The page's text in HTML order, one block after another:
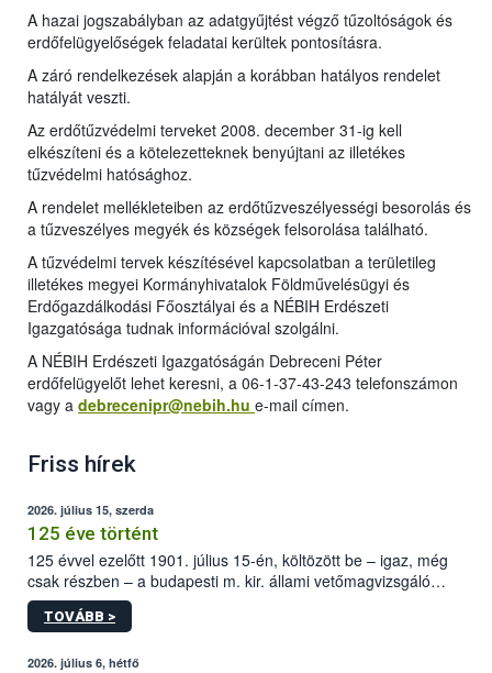
A hazai jogszabályban az adatgyűjtést végző tűzoltóságok és
erdőfelügyelőségek feladatai kerültek pontosításra.
A záró rendelkezések alapján a korábban hatályos rendelet
hatályát veszti.
Az erdőtűzvédelmi terveket 2008. december 31-ig kell
elkészíteni és a kötelezetteknek benyújtani az illetékes
tűzvédelmi hatósághoz.
A rendelet mellékleteiben az erdőtűzveszélyességi besorolás és
a tűzveszélyes megyék és községek felsorolása található.
A tűzvédelmi tervek készítésével kapcsolatban a területileg
illetékes megyei Kormányhivatalok Földművelésügyi és
Erdőgazdálkodási Főosztályai és a NÉBIH Erdészeti
Igazgatósága tudnak információval szolgálni.
A NÉBIH Erdészeti Igazgatóságán Debreceni Péter
erdőfelügyelőt lehet keresni, a 06-1-37-43-243 telefonszámon
vagy a debrecenipr@nebih.hu e-mail címen.
Friss hírek
2026. július 15, szerda
125 éve történt
125 évvel ezelőtt 1901. július 15-én, költözött be – igaz, még
csak részben – a budapesti m. kir. állami vetőmagvizsgáló
állomás a Kis Rókus utca 15. szám alatti, Czigler Győző által
tervezett új épületébe.
TOVÁBB >
2026. július 6, hétfő